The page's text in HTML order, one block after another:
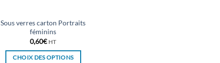
Sous verres carton Portraits
féminins
0,60€ HT
CHOIX DES OPTIONS